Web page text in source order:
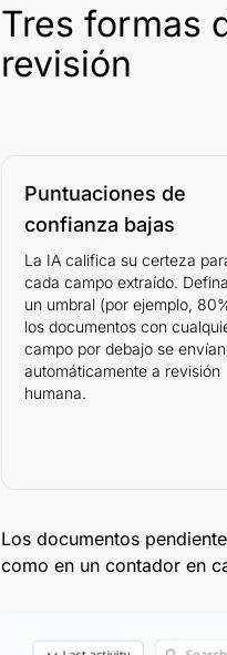
Tres formas
revisión
Puntuaciones de
confianza bajas
La IA califica su certeza
cada campo extraído. Defina
un umbral (por ejemplo,
los documentos con
campo por debajo se envían
automáticamente a revisión
humana.
Los documentos
como en un contador en